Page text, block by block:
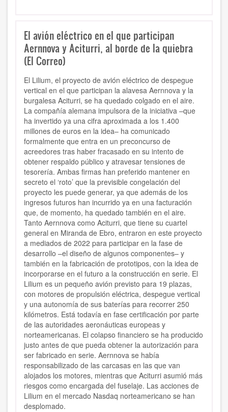
El avión eléctrico en el que participan
Aernnova y Aciturri, al borde de la quiebra
(El Correo)
El Lilium, el proyecto de avión eléctrico de despegue
vertical en el que participan la alavesa Aernnova y la
burgalesa Aciturri, se ha quedado colgado en el aire.
La compañía alemana impulsora de la iniciativa –que
ha invertido ya una cifra aproximada a los 1.400
millones de euros en la idea– ha comunicado
formalmente que entra en un preconcurso de
acreedores tras haber fracasado en su intento de
obtener respaldo público y atravesar tensiones de
tesorería. Ambas firmas han preferido mantener en
secreto el ‘roto’ que la previsible congelación del
proyecto les puede generar, ya que además de los
ingresos futuros han incurrido ya en una facturación
que, de momento, ha quedado también en el aire.
Tanto Aernnova como Aciturri, que tiene su cuartel
general en Miranda de Ebro, entraron en este proyecto
a mediados de 2022 para participar en la fase de
desarrollo –el diseño de algunos componentes– y
también en la fabricación de prototipos, con la idea de
incorporarse en el futuro a la construcción en serie. El
Lilium es un pequeño avión previsto para 19 plazas,
con motores de propulsión eléctrica, despegue vertical
y una autonomía de sus baterías para recorrer 250
kilómetros. Está todavía en fase certificación por parte
de las autoridades aeronáuticas europeas y
norteamericanas. El colapso financiero se ha producido
justo antes de que pueda obtener la autorización para
ser fabricado en serie. Aernnova se había
responsabilizado de las carcasas en las que van
alojados los motores, mientras que Aciturri asumió más
riesgos como encargada del fuselaje. Las acciones de
Lilium en el mercado Nasdaq norteamericano se han
desplomado.